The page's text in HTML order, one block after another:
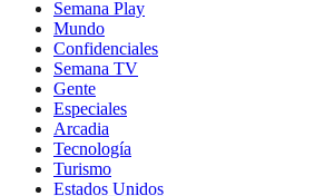
Semana Play
Mundo
Confidenciales
Semana TV
Gente
Especiales
Arcadia
Tecnología
Turismo
Estados Unidos